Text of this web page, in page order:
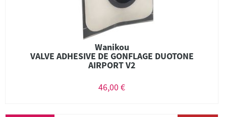
Wanikou
VALVE ADHESIVE DE GONFLAGE DUOTONE
AIRPORT V2
46,00 €